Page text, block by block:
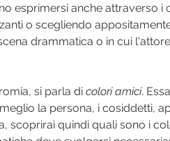
esprimersi anche attraverso i
o scegliendo
drammatica o in cui
si parla di colori amici.
la persona, i cosiddetti,
scoprirai quindi quali sono i